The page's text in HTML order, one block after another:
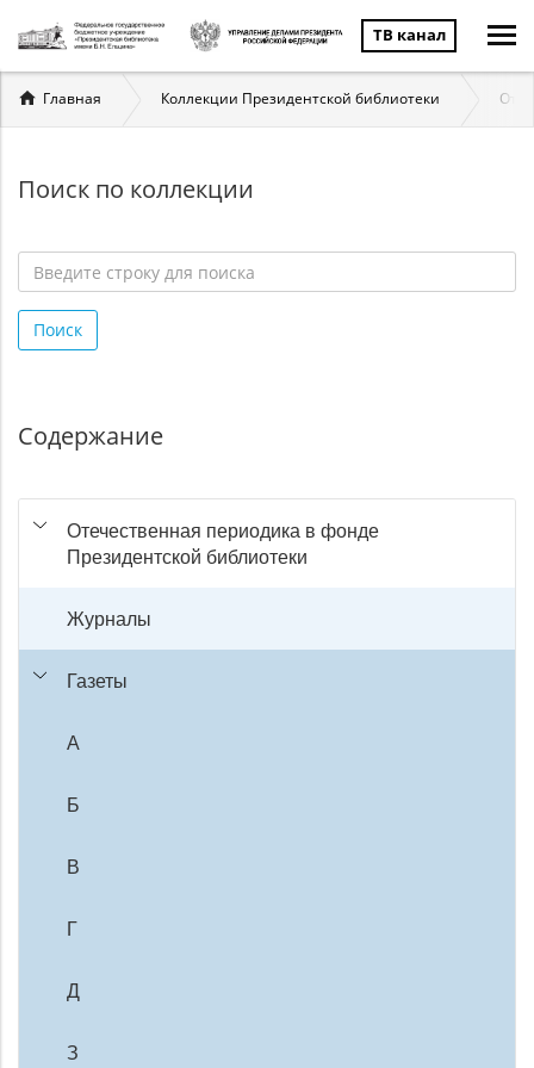
ТВ канал
Вы
здесь
Главная Коллекции Президентской библиотеки
Поиск по коллекции
строку
для
Поиск
Содержание
Отечественная периодика в фонде
Президентской библиотеки
Журналы
Газеты
А
Б
В
Г
Д
З